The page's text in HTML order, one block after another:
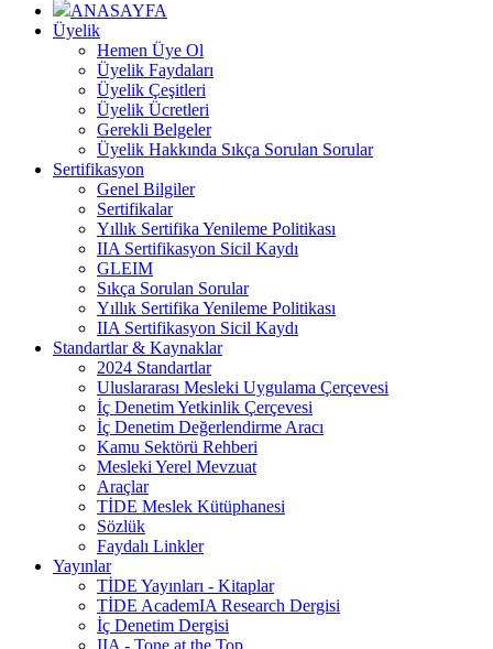
ANASAYFA
Üyelik
Hemen Üye Ol
Üyelik Faydaları
Üyelik Çeşitleri
Üyelik Ücretleri
Gerekli Belgeler
Üyelik Hakkında Sıkça Sorulan Sorular
Sertifikasyon
Genel Bilgiler
Sertifikalar
Yıllık Sertifika Yenileme Politikası
IIA Sertifikasyon Sicil Kaydı
GLEIM
Sıkça Sorulan Sorular
Yıllık Sertifika Yenileme Politikası
IIA Sertifikasyon Sicil Kaydı
Standartlar & Kaynaklar
2024 Standartlar
Uluslararası Mesleki Uygulama Çerçevesi
İç Denetim Yetkinlik Çerçevesi
İç Denetim Değerlendirme Aracı
Kamu Sektörü Rehberi
Mesleki Yerel Mevzuat
Araçlar
TİDE Meslek Kütüphanesi
Sözlük
Faydalı Linkler
Yayınlar
TİDE Yayınları - Kitaplar
TİDE AcademIA Research Dergisi
İç Denetim Dergisi
IIA - Tone at the Top